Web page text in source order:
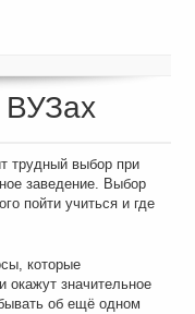
трудный выбор при
заведение. Выбор
пойти учиться и где
которые
значительное
об ещё одном